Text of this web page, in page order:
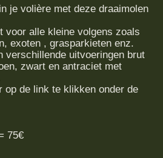
je volière met deze draaimolen
voor alle kleine volgens zoals
exoten , grasparkieten enz.
verschillende uitvoeringen brut
zwart en antraciet met
op de link te klikken onder de
75€